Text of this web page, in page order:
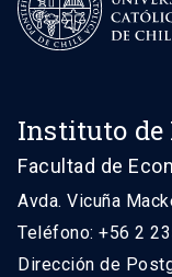
Instituto de
Facultad de
Avda. Vicuña
Teléfono: +56 2
Dirección de